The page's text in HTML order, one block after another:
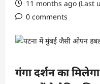
11 months ago (Last
0 comments
गंगा दर्शन का